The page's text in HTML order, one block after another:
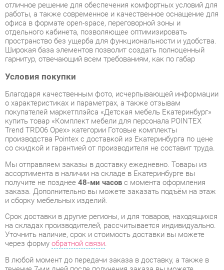
Широкая база элементов позволит создать полноценный
гарнитур, отвечающий всем требованиям, как по габар
Условия покупки
Благодаря качественным фото, исчерпывающей информации
о характеристиках и параметрах, а также отзывам
покупателей маркетплэйса «Детская мебель Екатеринбург»
Trend TRD06 Орех» категории Готовые комплекты
со скидкой и гарантией от производителя не составит труда.
Мы отправляем заказы в доставку ежедневно. Товары из
ассортимента в наличии на складе в Екатеринбурге вы
получите не позднее48-ми часовс момента оформления
заказа. Дополнительно вы можете заказать подъём на этаж
и сборку мебельных изделий.
Срок доставки в другие регионы, и для товаров, находящихся
на складах производителей, рассчитывается индивидуально.
Уточнить наличие, срок и стоимость доставки вы можете
через формуобратной связи
В любой момент до передачи заказа в доставку, а также в
течение 7-ми дней после получения заказа вы можете
изменить выбор или принять решение об отказе от покупки.
Несмотря на качественную упаковку, готовые комплекты
могут быть повреждены при транспортировке. Если Вы
заметили дефект при приёме - мы заменим поврежденную
деталь.Повторная доставкатовара -бесплатна.